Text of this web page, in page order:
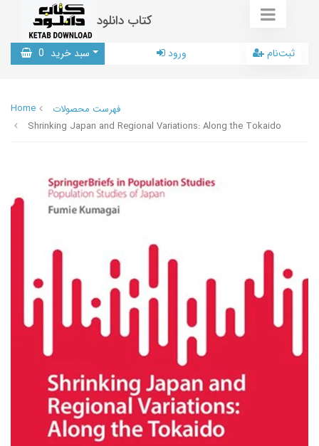
کتاب دانلود
سبد خرید 0 ورود ثبت‌نام
Home
فهرست محصولات
Shrinking Japan and Regional Variations: Along the Tokaido